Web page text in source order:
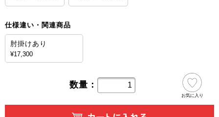
仕様違い・関連商品
肘掛けあり
¥17,300
数量：
お気に入り